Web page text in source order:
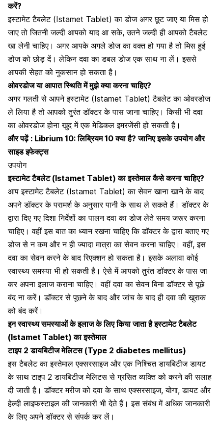
करें?
इस्टामेट टैबलेट (Istamet Tablet) का डोज अगर छूट जाए या मिस हो
जाए तो जितनी जल्दी आपको याद आ सके, उतने जल्दी ही आपको टैबलेट
खा लेनी चाहिए। अगर आपके अगले डोज का वक्त हो गया है तो मिस हुई
डोज को छोड़ दें। लेकिन दवा का डबल डोज एक साथ ना लें। इससे
आपकी सेहत को नुकसान हो सकता है।
ओवरडोज या आपात स्थिति में मुझे क्या करना चाहिए?
अगर गलती से आपने इस्टामेट (Istamet Tablet) टैबलेट का ओवरडोज
ले लिया है तो आपको तुरंत डॉक्टर के पास जाना चाहिए। किसी भी दवा
का ओवरडोज होना खुद में एक मेडिकल इमरजेंसी हो सकती है।
और पढ़ें : Librium 10: लिब्रियम 10 क्या है? जानिए इसके उपयोग और
साइड इफेक्ट्स
उपयोग
इस्टामेट टैबलेट (Istamet Tablet) का इस्तेमाल कैसे करना चाहिए?
आप इस्टामेट टैबलेट (Istamet Tablet) का सेवन खाना खाने के बाद
अपने डॉक्टर के परामर्श के अनुसार पानी के साथ ले सकते हैं। डॉक्टर के
द्वारा दिए गए दिशा निर्देशों का पालन दवा का डोज लेते समय जरूर करना
चाहिए। वहीं इस बात का ध्यान रखना चाहिए कि डॉक्टर के द्वारा बताए गए
डोज से न कम और न ही ज्यादा मात्रा का सेवन करना चाहिए। वहीं, इस
दवा का सेवन करने के बाद रिएक्शन हो सकता है। इसके अलावा कोई
स्वास्थ्य समस्या भी हो सकती है। ऐसे में आपको तुरंत डॉक्टर के पास जा
कर अपना इलाज कराना चाहिए। वहीं दवा का सेवन बिना डॉक्टर से पूछे
बंद ना करें। डॉक्टर से पूछने के बाद और जांच के बाद ही दवा की खुराक
को बंद करें।
इन स्वास्थ्य समस्याओं के इलाज के लिए किया जाता हैइस्टामेट टैबलेट
(Istamet Tablet) का इस्तेमाल
टाइप 2 डायबिटीज मेलिटस (Type 2 diabetes mellitus)
इस टैबलेट का इस्तेमालएक्सरसाइज और एक निश्चितडायबिटीज डायट
के साथ टाइप 2 डायबिटीज मेलिटस से ग्रसित व्यक्ति को करने की सलाह
दी जाती है। डॉक्टर मरीज को दवा के साथ एक्सरसाइज, योगा, डायट और
हेल्दी लाइफस्टाइल की जानकारी भी देते हैं। इस संबंध में अधिक जानकारी
के लिए अपने डॉक्टर से संपर्क कर लें।